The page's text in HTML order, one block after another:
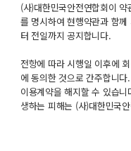
(사)대한민국안전연합회이
를 명시하여 현행약관과 함
터 전일까지 공지합니다.
전항에 따라 시행일 이후에
에 동의한 것으로 간주합니
이용계약을 해지할 수 있습
생하는 피해는 (사)대한민국